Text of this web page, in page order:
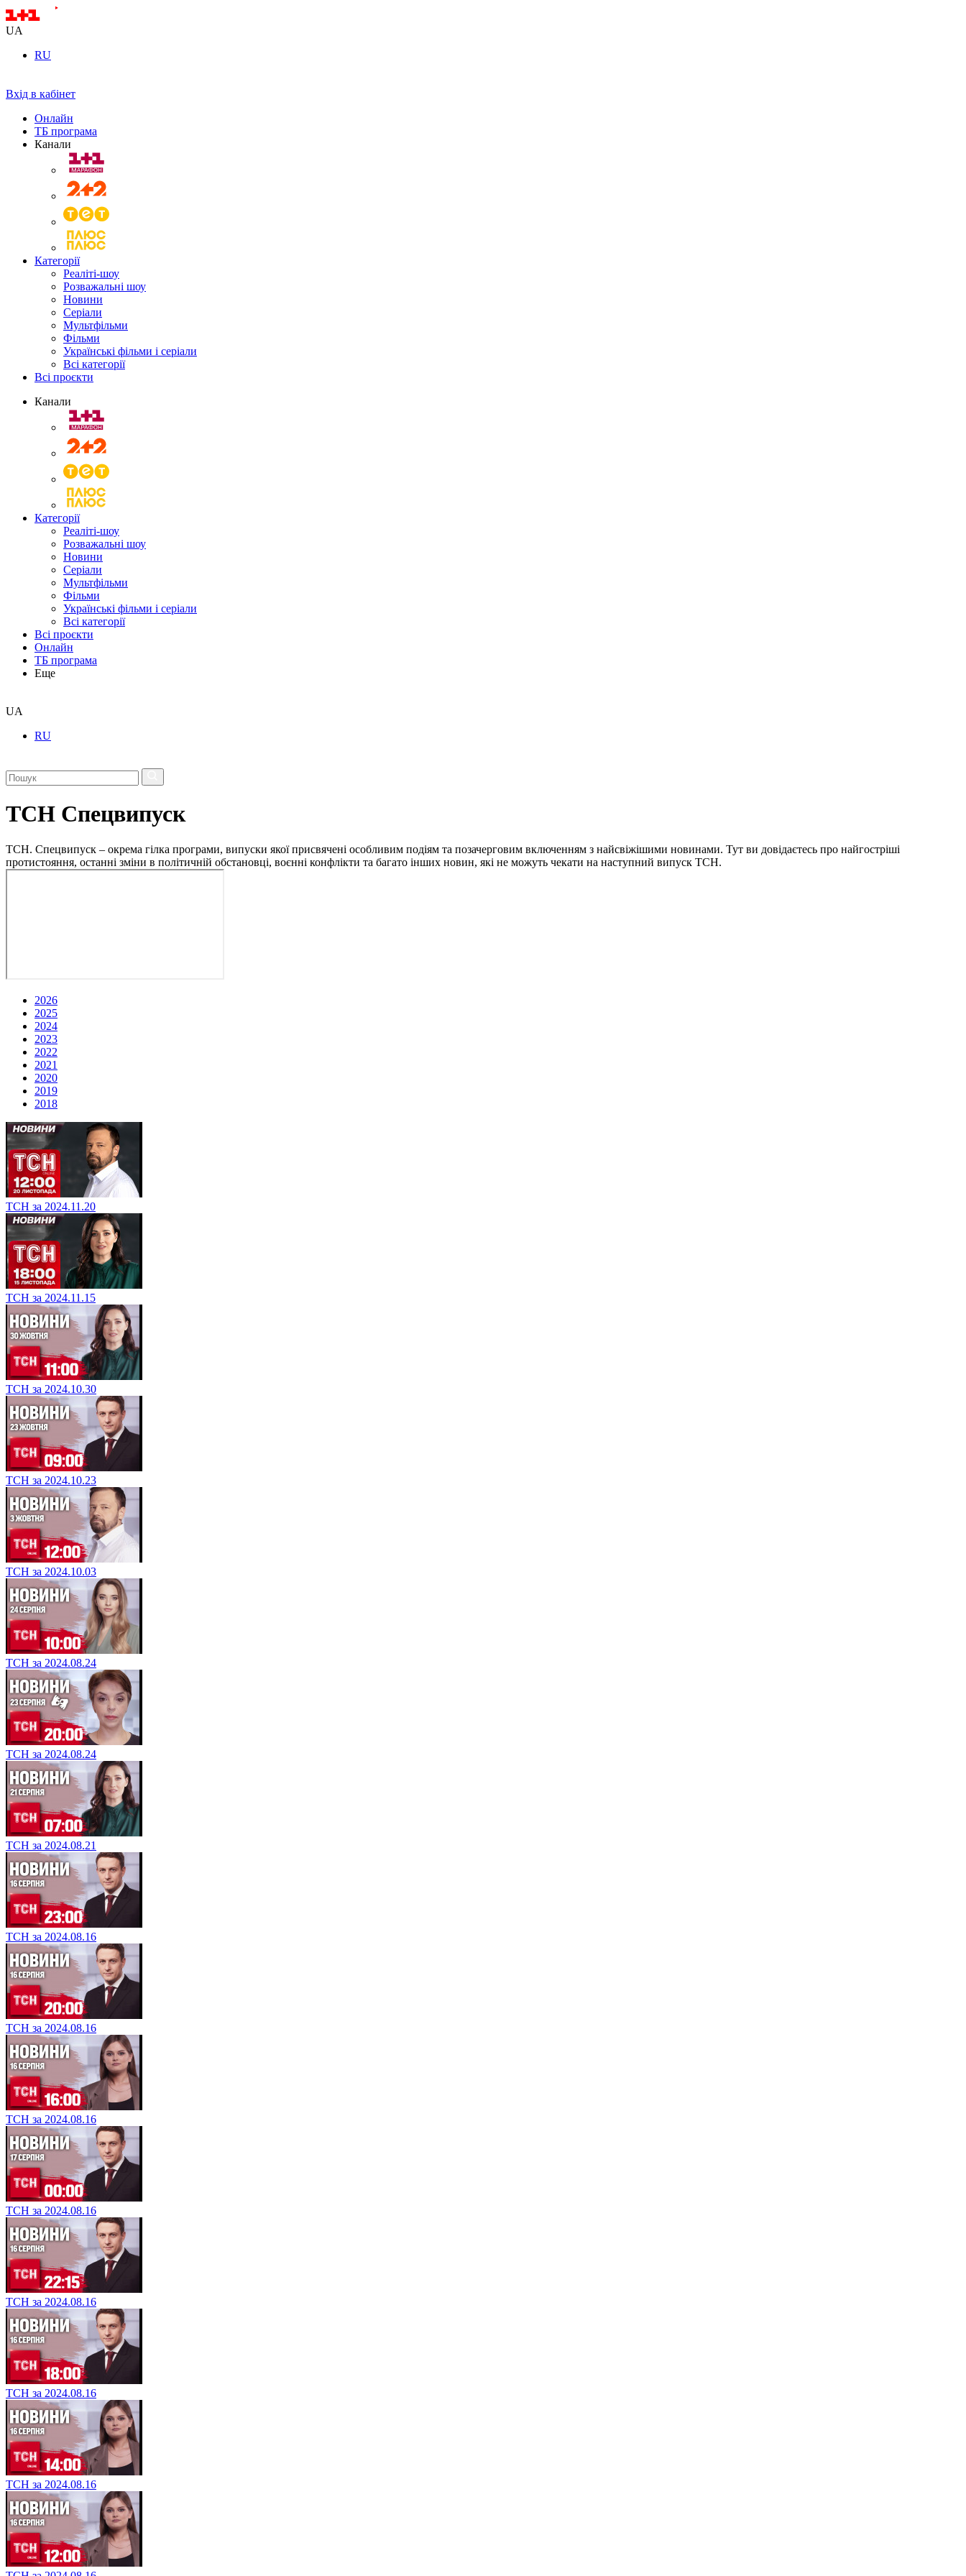
UA
RU
Вхід в кабінет
Онлайн
ТБ програма
Канали
Категорії
Реаліті-шоу
Розважальні шоу
Новини
Серіали
Мультфільми
Фільми
Українські фільми і серіали
Всі категорії
Всі проєкти
Канали
Категорії
Реаліті-шоу
Розважальні шоу
Новини
Серіали
Мультфільми
Фільми
Українські фільми і серіали
Всі категорії
Всі проєкти
Онлайн
ТБ програма
Еще
UA
RU
ТСН Спецвипуск
ТСН. Спецвипуск – окрема гілка програми, випуски якої присвячені особливим подіям та позачерговим включенням з найсвіжішими новинами. Тут ви довідаєтесь про найгостріші
протистояння, останні зміни в політичній обстановці, воєнні конфлікти та багато інших новин, які не можуть чекати на наступний випуск ТСН.
2026
2025
2024
2023
2022
2021
2020
2019
2018
ТСН за 2024.11.20
ТСН за 2024.11.15
ТСН за 2024.10.30
ТСН за 2024.10.23
ТСН за 2024.10.03
ТСН за 2024.08.24
ТСН за 2024.08.24
ТСН за 2024.08.21
ТСН за 2024.08.16
ТСН за 2024.08.16
ТСН за 2024.08.16
ТСН за 2024.08.16
ТСН за 2024.08.16
ТСН за 2024.08.16
ТСН за 2024.08.16